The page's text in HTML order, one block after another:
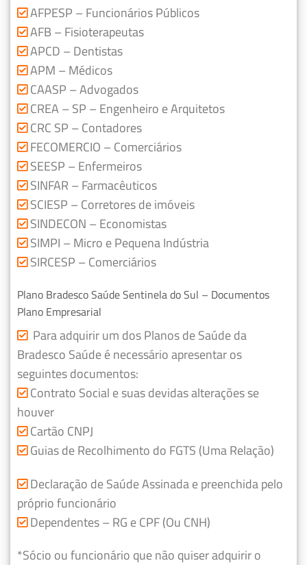
AFPESP – Funcionários Públicos
AFB – Fisioterapeutas
APCD – Dentistas
APM – Médicos
CAASP – Advogados
CREA – SP – Engenheiro e Arquitetos
CRC SP – Contadores
FECOMERCIO – Comerciários
SEESP – Enfermeiros
SINFAR – Farmacêuticos
SCIESP – Corretores de imóveis
SINDECON – Economistas
SIMPI – Micro e Pequena Indústria
SIRCESP – Comerciários
Plano Bradesco Saúde Sentinela do Sul – Documentos
Plano Empresarial
Para adquirir um dos Planos de Saúde da
Bradesco Saúde é necessário apresentar os
seguintes documentos:
Contrato Social e suas devidas alterações se
houver
Cartão CNPJ
Guias de Recolhimento do FGTS (Uma Relação)
Declaração de Saúde Assinada e preenchida pelo
próprio funcionário
Dependentes – RG e CPF (Ou CNH)
*Sócio ou funcionário que não quiser adquirir o